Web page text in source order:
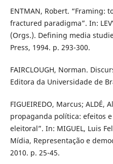
ENTMAN, Robert. “Framing:
fractured paradigma”. In:
(Orgs.). Defining media
Press, 1994. p. 293-300.
FAIRCLOUGH, Norman.
Editora da Universidade de
FIGUEIREDO, Marcus; ALDÉ,
propaganda política: efeitos
eleitoral”. In: MIGUEL, Luis
Mídia, Representação e
2010. p. 25-45.